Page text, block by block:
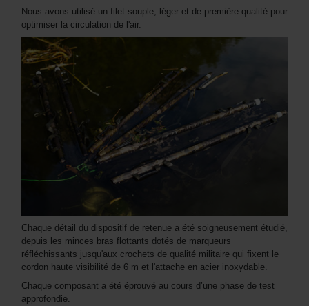
Nous avons utilisé un filet souple, léger et de première qualité pour
optimiser la circulation de l'air.
Chaque détail du dispositif de retenue a été soigneusement étudié,
depuis les minces bras flottants dotés de marqueurs
réfléchissants jusqu'aux crochets de qualité militaire qui fixent le
cordon haute visibilité de 6 m et l'attache en acier inoxydable.
Chaque composant a été éprouvé au cours d’une phase de test
approfondie.